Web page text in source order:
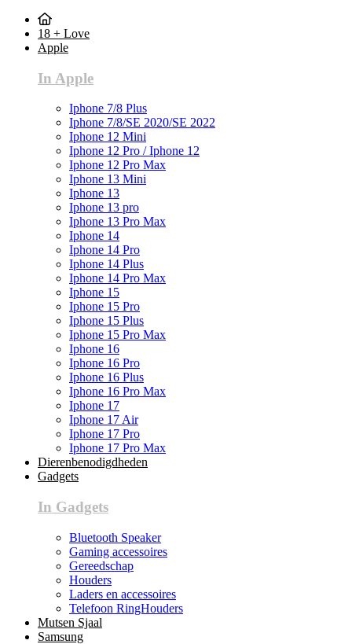
18 + Love
Apple
In Apple
Iphone 7/8 Plus
Iphone 7/8/SE 2020/SE 2022
Iphone 12 Mini
Iphone 12 Pro / Iphone 12
Iphone 12 Pro Max
Iphone 13 Mini
Iphone 13
Iphone 13 pro
Iphone 13 Pro Max
Iphone 14
Iphone 14 Pro
Iphone 14 Plus
Iphone 14 Pro Max
Iphone 15
Iphone 15 Pro
Iphone 15 Plus
Iphone 15 Pro Max
Iphone 16
Iphone 16 Pro
Iphone 16 Plus
Iphone 16 Pro Max
Iphone 17
Iphone 17 Air
Iphone 17 Pro
Iphone 17 Pro Max
Dierenbenodigdheden
Gadgets
In Gadgets
Bluetooth Speaker
Gaming accessoires
Gereedschap
Houders
Laders en accessoires
Telefoon RingHouders
Mutsen Sjaal
Samsung